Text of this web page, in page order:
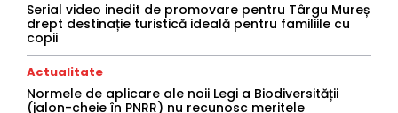
Serial video inedit de promovare pentru Târgu Mureș
drept destinație turistică ideală pentru familiile cu
copii
Actualitate
Normele de aplicare ale noii Legi a Biodiversității
(jalon-cheie în PNRR) nu recunosc meritele